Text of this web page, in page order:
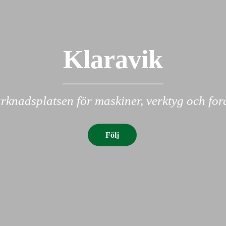
Klaravik
för maskiner, verktyg och
Följ